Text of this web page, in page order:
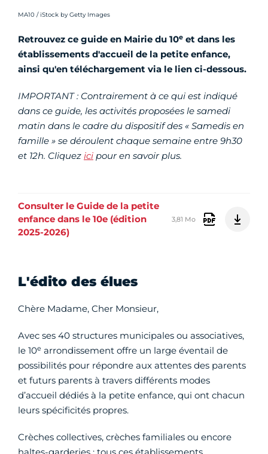
Crédit photo :
MA10 / iStock by Getty Images
Retrouvez ce guide en Mairie du 10e et dans les
établissements d'accueil de la petite enfance,
ainsi qu'en téléchargement via le lien ci-dessous.
IMPORTANT : Contrairement à ce qui est indiqué
dans ce guide, les activités proposées le samedi
matin dans le cadre du dispositif des « Samedis en
famille » se déroulent chaque semaine entre 9h30
et 12h. Cliquez ici pour en savoir plus.
Consulter le Guide de la petite
enfance dans le 10e (édition
2025-2026)
3,81 Mo
L'édito des élues
Chère Madame, Cher Monsieur,
Avec ses 40 structures municipales ou associatives,
le 10e arrondissement offre un large éventail de
possibilités pour répondre aux attentes des parents
et futurs parents à travers différents modes
d’accueil dédiés à la petite enfance, qui ont chacun
leurs spécificités propres.
Crèches collectives, crèches familiales ou encore